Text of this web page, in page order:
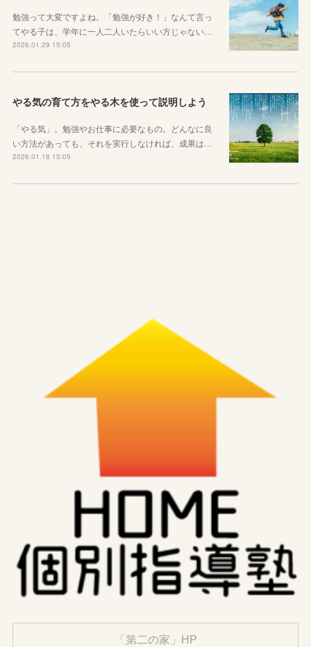
勉強って大変ですよね。「勉強が好き！」なんて言っ
てやる子は、学年に一人二人いたらいい方じゃない…
2026.01.29 15:05
やる気の育て方をやる木を使って説明しよう
「やる気」。勉強やお仕事に必要なもの。どんなに良
い方法があっても、それを実行しなければ、成果は…
2026.01.18 15:05
「第二の家」HP